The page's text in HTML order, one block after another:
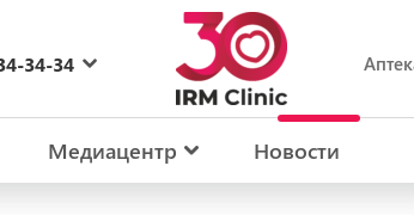
34-34
Медиацентр Новости